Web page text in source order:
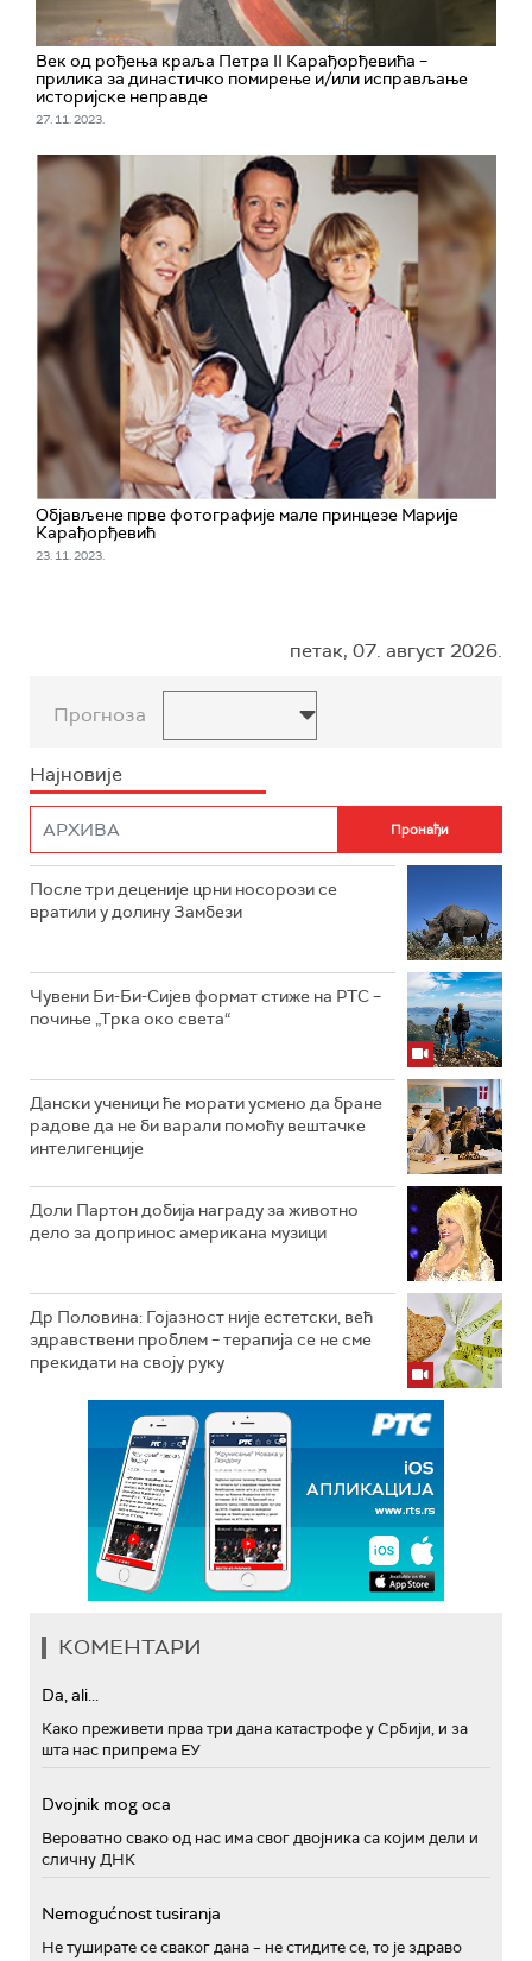
Век од рођења краља Петра II Карађорђевића –
прилика за династичко помирење и/или исправљање
историјске неправде
27. 11. 2023.
Објављене прве фотографије мале принцезе Марије
Карађорђевић
23. 11. 2023.
петак, 07. август 2026.
Прогноза
Најновије
После три деценије црни носорози се
вратили у долину Замбези
Чувени Би-Би-Сијев формат стиже на РТС –
почиње „Трка око света“
Дански ученици ће морати усмено да бране
радове да не би варали помоћу вештачке
интелигенције
Доли Партон добија награду за животно
дело за допринос американа музици
Др Половина: Гојазност није естетски, већ
здравствени проблем – терапија се не сме
прекидати на своју руку
КОМЕНТАРИ
Da, ali...
Како преживети прва три дана катастрофе у Србији, и за
шта нас припрема ЕУ
Dvojnik mog oca
Вероватно свако од нас има свог двојника са којим дели и
сличну ДНК
Nemogućnost tusiranja
Не туширате се сваког дана – не стидите се, то је здраво